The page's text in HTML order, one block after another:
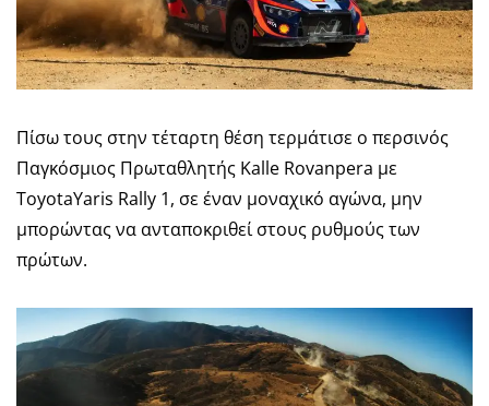
Πίσω τους στην τέταρτη θέση τερμάτισε ο περσινός
Παγκόσμιος Πρωταθλητής Kalle Rovanpera με
ToyotaYaris Rally 1, σε έναν μοναχικό αγώνα, μην
μπορώντας να ανταποκριθεί στους ρυθμούς των
πρώτων.